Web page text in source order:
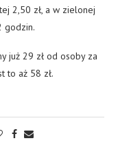
2,50 zł, a w zielonej
godzin.
już 29 zł od osoby za
to aż 58 zł.